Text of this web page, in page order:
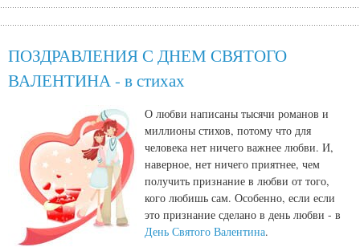
ПОЗДРАВЛЕНИЯ С ДНЕМ СВЯТОГО
ВАЛЕНТИНА - в стихах
О любви написаны тысячи романов и
миллионы стихов, потому что для
человека нет ничего важнее любви. И,
наверное, нет ничего приятнее, чем
получить признание в любви от того,
кого любишь сам. Особенно, если если
это признание сделано в день любви - в
День Святого Валентина.